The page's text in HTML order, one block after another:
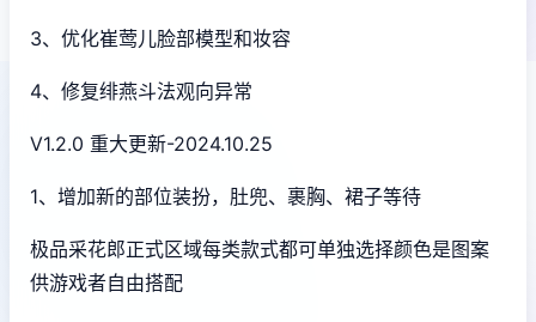
3、优化崔莺儿脸部模型和妆容
4、修复绯燕斗法观向异常
V1.2.0 重大更新-2024.10.25
1、增加新的部位装扮，肚兜、裹胸、裙子等待
极品采花郎正式区域每类款式都可单独选择颜色是图案
供游戏者自由搭配